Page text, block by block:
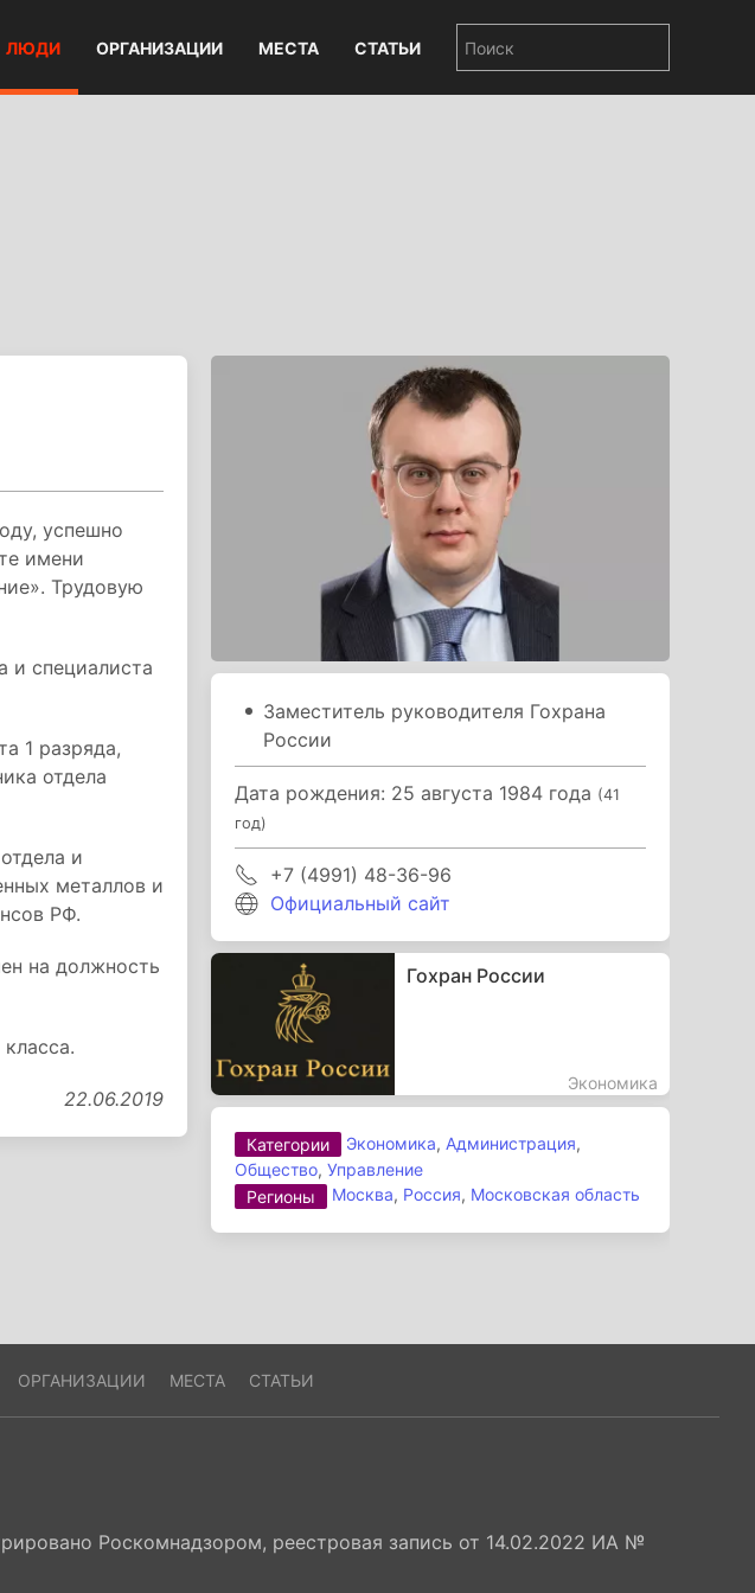
ЛЮДИ ОРГАНИЗАЦИИ МЕСТА СТАТЬИ
успешно
имени
Трудовую
и специалиста
1 разряда,
отдела
и
металлов и
РФ.
на должность
22.06.2019
Заместитель руководителя Гохрана
России
Дата рождения: 25 августа 1984 года (41
год)
+7 (4991) 48-36-96
Официальный сайт
Гохран России
Экономика
Категории Экономика, Администрация,
Общество,Управление
Регионы
Москва, Россия, Московская область
ОРГАНИЗАЦИИ МЕСТА СТАТЬИ
Роскомнадзором, реестровая запись от 14.02.2022 ИА №